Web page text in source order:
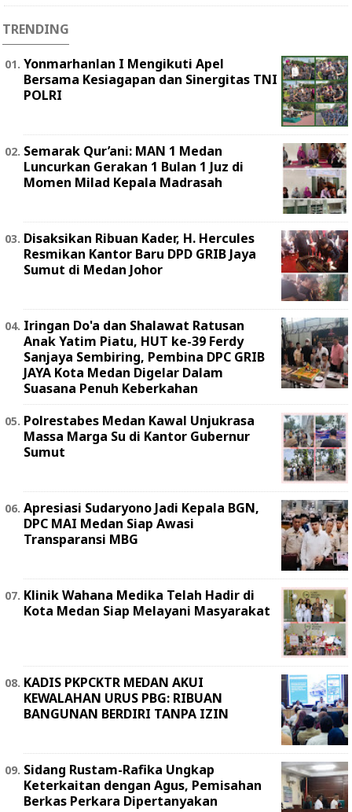
TRENDING
Yonmarhanlan I Mengikuti Apel
Bersama Kesiagapan dan Sinergitas TNI
POLRI
Semarak Qur’ani: MAN 1 Medan
Luncurkan Gerakan 1 Bulan 1 Juz di
Momen Milad Kepala Madrasah
Disaksikan Ribuan Kader, H. Hercules
Resmikan Kantor Baru DPD GRIB Jaya
Sumut di Medan Johor
Iringan Do'a dan Shalawat Ratusan
Anak Yatim Piatu, HUT ke-39 Ferdy
Sanjaya Sembiring, Pembina DPC GRIB
JAYA Kota Medan Digelar Dalam
Suasana Penuh Keberkahan
Polrestabes Medan Kawal Unjukrasa
Massa Marga Su di Kantor Gubernur
Sumut
Apresiasi Sudaryono Jadi Kepala BGN,
DPC MAI Medan Siap Awasi
Transparansi MBG
Klinik Wahana Medika Telah Hadir di
Kota Medan Siap Melayani Masyarakat
KADIS PKPCKTR MEDAN AKUI
KEWALAHAN URUS PBG: RIBUAN
BANGUNAN BERDIRI TANPA IZIN
Sidang Rustam-Rafika Ungkap
Keterkaitan dengan Agus, Pemisahan
Berkas Perkara Dipertanyakan